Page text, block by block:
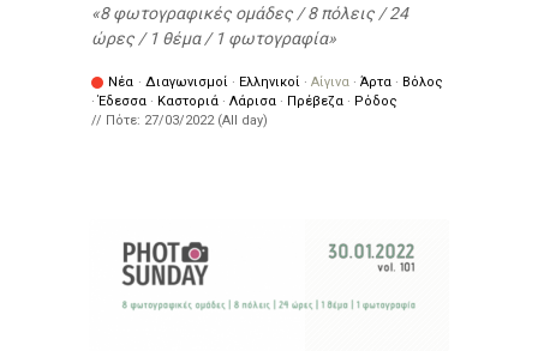
8 φωτογραφικές ομάδες / 8 πόλεις / 24
ώρες / 1 θέμα / 1 φωτογραφία
Νέα · Διαγωνισμοί · Ελληνικοί · Αίγινα · Άρτα · Βόλος
·Έδεσσα · Καστοριά · Λάρισα · Πρέβεζα · Ρόδος
// Πότε: 27/03/2022 (All day)